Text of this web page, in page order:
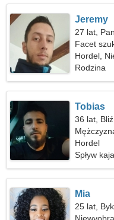
Jeremy
27 lat,
Facet
Hordel,
Rodzina
Tobias
36 lat,
Hordel
Spływ
Mia
25 lat, Byk